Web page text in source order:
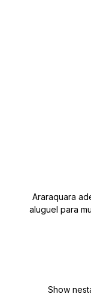
Araraquara
aluguel para
Show